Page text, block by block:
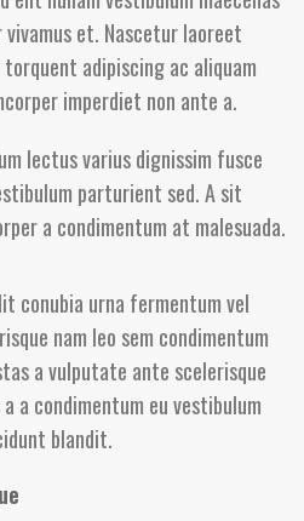
et. Nascetur laoreet
adipiscing ac aliquam
imperdiet non ante a.
lectus varius dignissim fusce
parturient sed. A sit
a condimentum at malesuada.
conubia urna fermentum vel
nam leo sem condimentum
a vulputate ante scelerisque
a condimentum eu vestibulum
blandit.